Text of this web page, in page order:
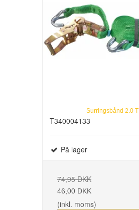
Surringsbånd 2.0 T
T340004133
På lager
74,95 DKK
46,00 DKK
(inkl. moms)